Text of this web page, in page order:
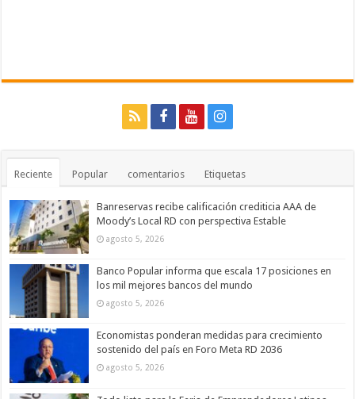
Reciente Popular comentarios Etiquetas
Banreservas recibe calificación crediticia AAA de
Moody’s Local RD con perspectiva Estable
agosto 5, 2026
Banco Popular informa que escala 17 posiciones en
los mil mejores bancos del mundo
agosto 5, 2026
Economistas ponderan medidas para crecimiento
sostenido del país en Foro Meta RD 2036
agosto 5, 2026